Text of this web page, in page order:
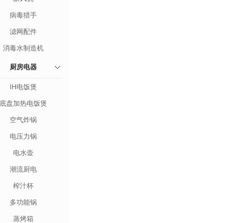
病毒猎手
滤网配件
消毒水制造机
厨房电器
IH电饭煲
底盘加热电饭煲
空气炸锅
电压力锅
电水壶
潮流厨电
榨汁杯
多功能锅
蒸烤箱